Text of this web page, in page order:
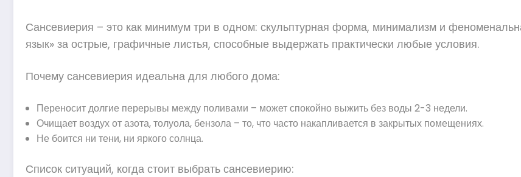
Сансевиерия – это как минимум три в одном: скульптурная форма, минимализм и
язык» за острые, графичные листья, способные выдержать практически любые условия.
Почему сансевиерия идеальна для любого дома:
Переносит долгие перерывы между поливами – может спокойно выжить без воды 2-3 недели.
Очищает воздух от азота, толуола, бензола – то, что часто накапливается в закрытых помещениях.
Не боится ни тени, ни яркого солнца.
Список ситуаций, когда стоит выбрать сансевиерию: